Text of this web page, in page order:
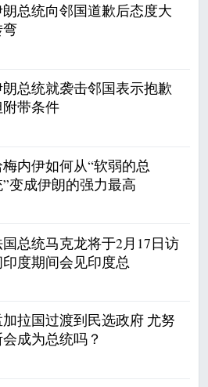
总统向邻国道歉后态度大
总统就袭击邻国表示抱歉
带条件
梅内伊如何从“软弱的总
变成伊朗的强力最高
总统马克龙将于2月17日访
印度期间会见印度总
加拉国过渡到民选政府 尤努
成为总统吗？